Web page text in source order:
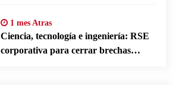
1 mes Atras
Ciencia, tecnología e ingeniería: RSE
corporativa para cerrar brechas